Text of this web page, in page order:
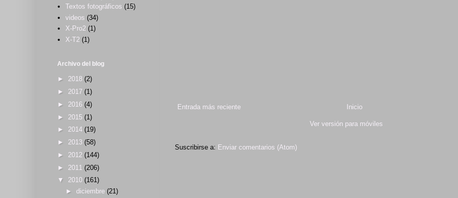
Entrada más reciente Inicio
Ver versión para móviles
Suscribirse a: Enviar comentarios (Atom)
Textos fotográficos (15)
videos (34)
X-Pro2 (1)
X-T2 (1)
Archivo del blog
► 2018 (2)
► 2017 (1)
► 2016 (4)
► 2015 (1)
► 2014 (19)
► 2013 (58)
► 2012 (144)
► 2011 (206)
▼ 2010 (161)
► diciembre (21)